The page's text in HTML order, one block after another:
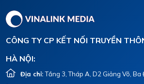
CÔNG TY CP KẾT NỐI TRUYỀN
HÀ NỘI:
Địa chỉ:Tầng 3, Tháp A, D2 Giảng Võ, Ba